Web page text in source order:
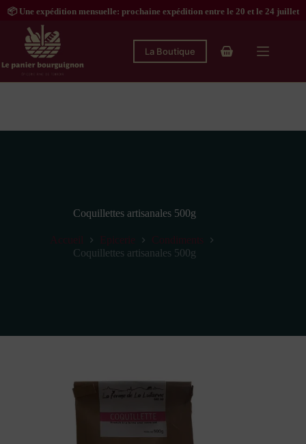
📦 Une expédition mensuelle: prochaine expédition entre le 20 et le 24 juillet
Passer
au
contenu
La Boutique
Panier
Coquillettes artisanales 500g
Accueil Epicerie
Condiments
Coquillettes artisanales 500g